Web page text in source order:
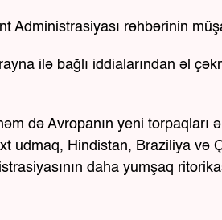
Administrasiyası rəhbərinin
ilə bağlı iddialarından əl
də Avropanın yeni torpaqları
udmaq, Hindistan, Braziliya və
daha yumşaq